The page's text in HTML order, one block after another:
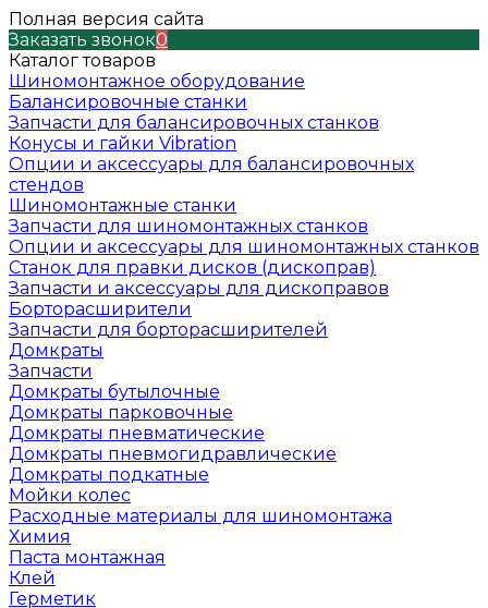
Полная версия сайта
Заказать звонок0
Каталог товаров
Шиномонтажное оборудование
Балансировочные станки
Запчасти для балансировочных станков
Конусы и гайки Vibration
Опции и аксессуары для балансировочных
стендов
Шиномонтажные станки
Запчасти для шиномонтажных станков
Опции и аксессуары для шиномонтажных станков
Станок для правки дисков (дископрав)
Запчасти и аксессуары для дископравов
Борторасширители
Запчасти для борторасширителей
Домкраты
Запчасти
Домкраты бутылочные
Домкраты парковочные
Домкраты пневматические
Домкраты пневмогидравлические
Домкраты подкатные
Мойки колес
Расходные материалы для шиномонтажа
Химия
Паста монтажная
Клей
Герметик